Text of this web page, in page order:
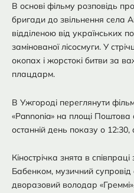
В основі фільму розповідь
бригади до звільнення села
відділеною від українських
замінованої лісосмуги. У
окопах і жорстокі битви за
плацдарм.
В Ужгороді переглянути
«Pannonia» на площі Поштова
останній день показу о
Кінострічка знята в
Бабенком, музичний
дворазовий володар